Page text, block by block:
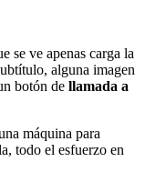
se ve apenas carga la
alguna imagen
botón de llamada a
máquina para
todo el esfuerzo en